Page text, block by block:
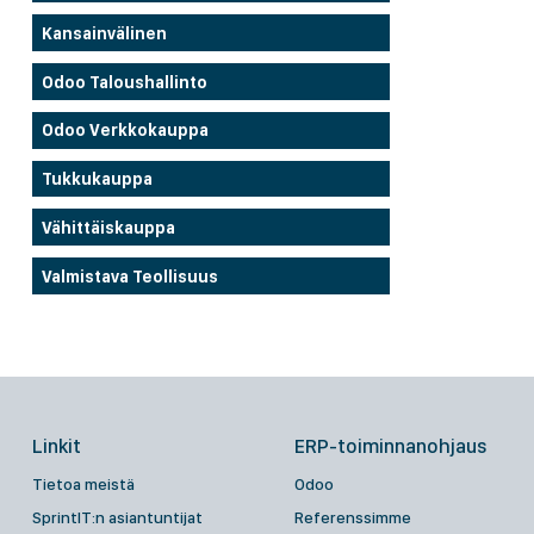
Kansainvälinen
Odoo Taloushallinto
Odoo Verkkokauppa
Tukkukauppa
Vähittäiskauppa
Valmistava Teollisuus
Linkit
Tietoa meistä
SprintIT:n asiantuntijat
ERP-toiminnanohjaus
Odoo
Referenssimme